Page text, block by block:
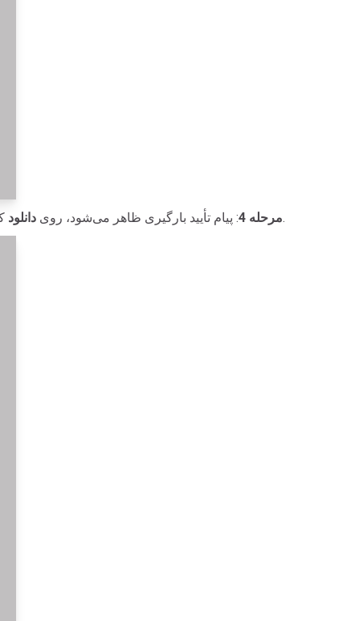
مرحله 4 : پیام تأیید بارگیری ظاهر می‌شود، روی دانلود کلیک کنید.